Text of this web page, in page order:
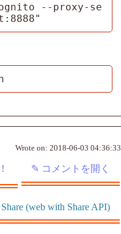
--proxy-se
Wrote on: 2018-06-03 04:36:33
Share (web with Share API)